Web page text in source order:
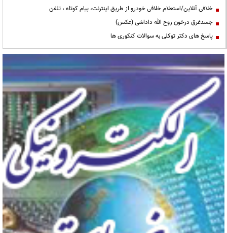
خلافی آنلاین/استعلام خلافی خودرو از طریق اینترنت، پیام کوتاه ، تلفن
جسدغرق درخون روح الله داداشی (عکس)
پاسخ های دکتر توکلی به سوالات کنکوری ها